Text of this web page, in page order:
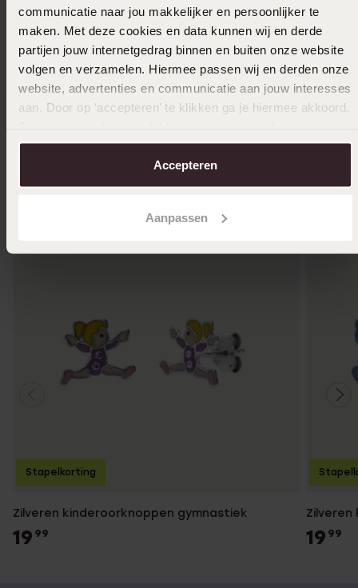
communicatie naar jou makkelijker en persoonlijker te
maken. Met deze cookies en data kunnen wij en derde
partijen jouw internetgedrag binnen en buiten onze website
volgen en verzamelen. Hiermee passen wij en derden onze
website, advertenties en communicatie aan jouw interesses
aan. Door op ‘accepteren’ te klikken ga je hiermee akkoord.
over in onscookiebeleid.
Accepteren
Aanpassen
14 karaat gouden ring met lab grown diamant
1.12ct
159999
Nieuw
14
stenen
27999
Anderen kochten ook
Zilveren kinderoorknoppen gymnastiek
19 99
Stapelkorting
Zilveren
19 99